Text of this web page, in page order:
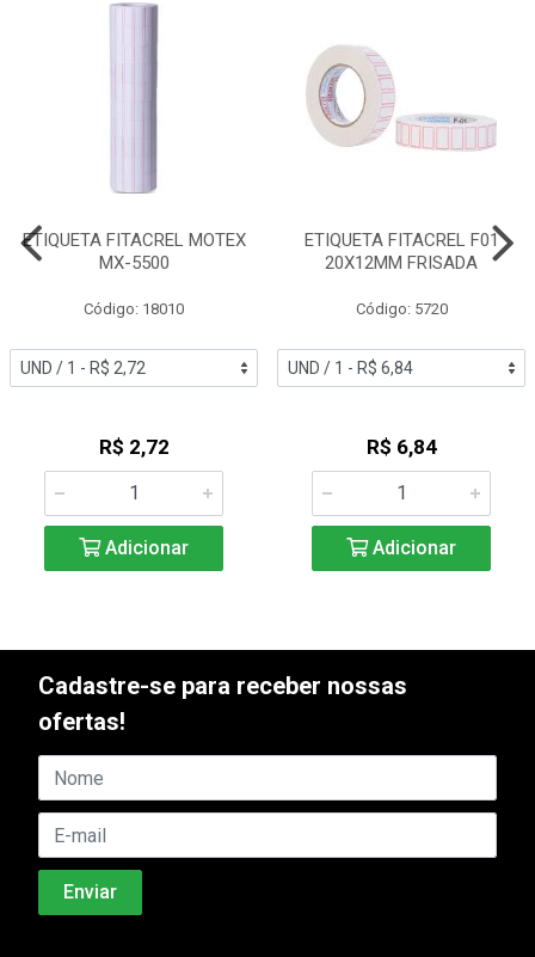
ETIQUETA FITACREL MOTEX
MX-5500
Código: 18010
R$ 2,72
Adicionar
ETIQUETA FITACREL F01
20X12MM FRISADA
Código: 5720
R$ 6,84
Adicionar
Cadastre-se para receber nossas
ofertas!